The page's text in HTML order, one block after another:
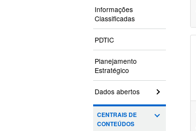
Informações
Classificadas
PDTIC
Planejamento
Estratégico
Dados abertos
CENTRAIS DE
CONTEÚDOS